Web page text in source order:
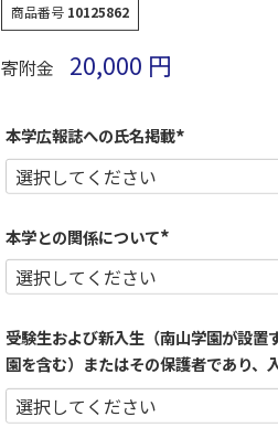
商品番号 10125862
寄附金 20,000
本学広報誌への氏名掲載
(
本学との関係について
(
)
受験生および新入生（南山学園が設
園を含む）またはその保護者であり、